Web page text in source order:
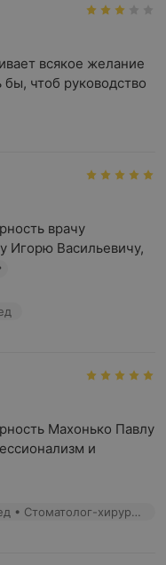
всякое желание
бы, чтоб руководство
врачу
Игорю Васильевичу,
Махонько Павлу
и
Махонько П. А. - Стоматолог-ортопед • Стоматолог-хирург • Имплантолог